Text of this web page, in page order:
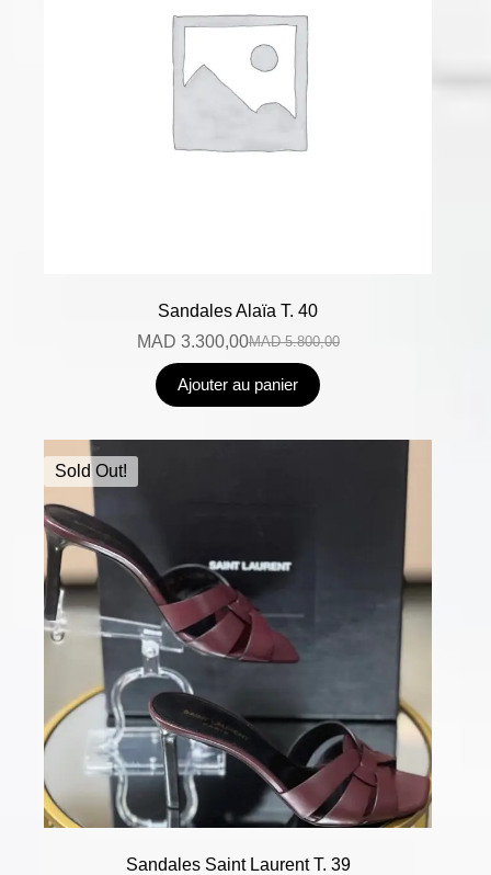
Sandales Alaïa T. 40
MAD5.800,00
MAD 3.300,00
Ajouter au panier
Sold Out!
Sandales Saint Laurent T. 39